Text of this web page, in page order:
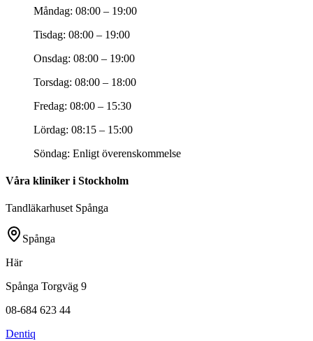
Måndag: 08:00 – 19:00
Tisdag: 08:00 – 19:00
Onsdag: 08:00 – 19:00
Torsdag: 08:00 – 18:00
Fredag: 08:00 – 15:30
Lördag: 08:15 – 15:00
Söndag: Enligt överenskommelse
Våra kliniker i Stockholm
Tandläkarhuset Spånga
Spånga
Här
Spånga Torgväg 9
08-684 623 44
Dentiq